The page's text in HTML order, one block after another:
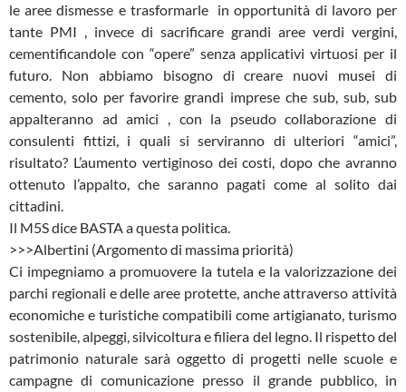
le aree dismesse e trasformarle in opportunità di lavoro per
tante PMI , invece di sacrificare grandi aree verdi vergini,
cementificandole con “opere” senza applicativi virtuosi per il
futuro. Non abbiamo bisogno di creare nuovi musei di
cemento, solo per favorire grandi imprese che sub, sub, sub
appalteranno ad amici , con la pseudo collaborazione di
consulenti fittizi, i quali si serviranno di ulteriori “amici”,
risultato? L’aumento vertiginoso dei costi, dopo che avranno
ottenuto l’appalto, che saranno pagati come al solito dai
cittadini.
Il M5S dice BASTA a questa politica.
>>>Albertini (Argomento di massima priorità)
Ci impegniamo a promuovere la tutela e la valorizzazione dei
parchi regionali e delle aree protette, anche attraverso attività
economiche e turistiche compatibili come artigianato, turismo
sostenibile, alpeggi, silvicoltura e filiera del legno. Il rispetto del
patrimonio naturale sarà oggetto di progetti nelle scuole e
campagne di comunicazione presso il grande pubblico, in